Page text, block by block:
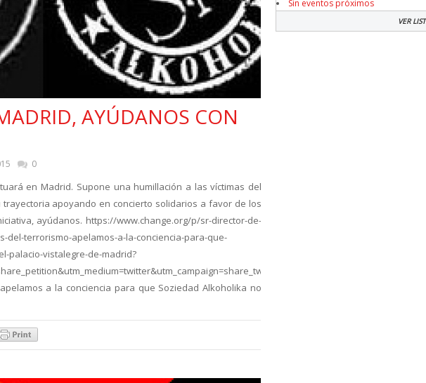
AYÚDANOS CON
0
en Madrid. Supone una humillación a las víctimas del
apoyando en concierto solidarios a favor de los
ayúdanos. https://www.change.org/p/sr-director-de-
del-terrorismo-apelamos-a-la-conciencia-para-que-
palacio-vistalegre-de-madrid?
a la conciencia para que Soziedad Alkoholika no
Sin eventos próximos
VER